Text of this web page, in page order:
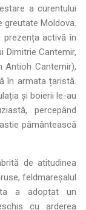
a curentului
greutate Moldova.
activă în
Dimitrie Cantemir,
Cantemir),
în armata țaristă.
și boierii le-au
percepând
pământească
de atitudinea
feldmareșalul
a adoptat un
cu arderea